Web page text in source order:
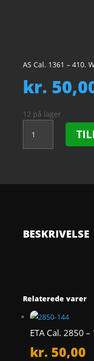
AS Cal. 1361 – 410.
kr.
12 på lager
Cal.
1361
Winding
BESKRIVELSE
Relaterede varer
ETA Cal. 2850
kr. 50,00